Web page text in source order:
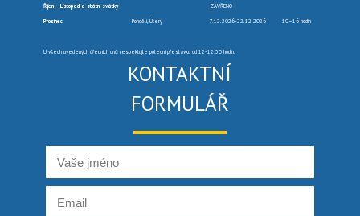
Říjen – Listopad a státní svátky ZAVŘENO
Prosinec Pondělí, Úterý 7.12.2026-22.12.2026 10–16 hodin
U všech uvedených úředních dnů respektujte polední přestávku od 12-12:30 hodin.
KONTAKTNÍ
FORMULÁŘ